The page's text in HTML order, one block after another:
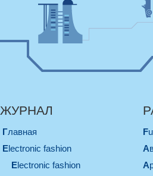
ЖУРНАЛ
Главная
electronic fashion
electronic fashion